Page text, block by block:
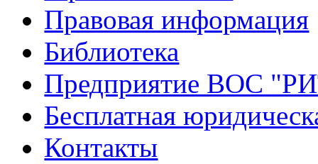
Правовая информация
Библиотека
Предприятие ВОС
Бесплатная
Контакты